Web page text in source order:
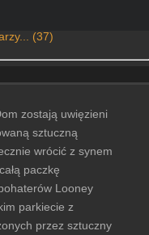
(37)
zostają uwięzieni
sztuczną
wrócić z synem
paczkę
Looney
parkiecie z
przez sztuczny